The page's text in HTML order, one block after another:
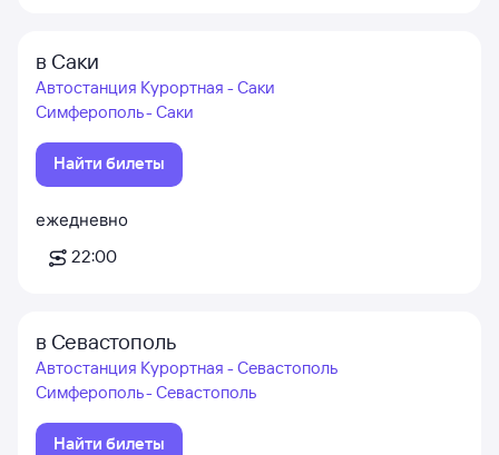
в Саки
Автостанция Курортная - Саки
Симферополь - Саки
Найти билеты
ежедневно
22:00
в Севастополь
Автостанция Курортная - Севастополь
Симферополь - Севастополь
Найти билеты